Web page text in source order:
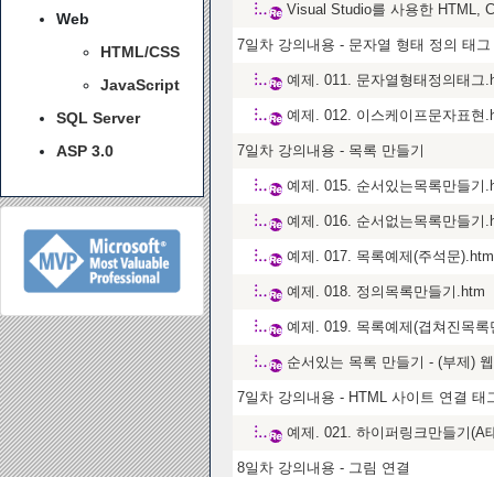
Web
HTML/CSS
JavaScript
SQL Server
ASP 3.0
Visual Studio를 사용한 HTML,
7일차 강의내용 - 문자열 형태 정의 태그
예제. 011. 문자열형태정의태그
예제. 012. 이스케이프문자표현
7일차 강의내용 - 목록 만들기
예제. 015. 순서있는목록만들기
예제. 016. 순서없는목록만들기
예제. 017. 목록예제(주석문).htm
예제. 018. 정의목록만들기.htm
예제. 019. 목록예제(겹쳐진목록
순서있는 목록 만들기 - (부제)
7일차 강의내용 - HTML 사이트 연결 태
예제. 021. 하이퍼링크만들기(A
8일차 강의내용 - 그림 연결